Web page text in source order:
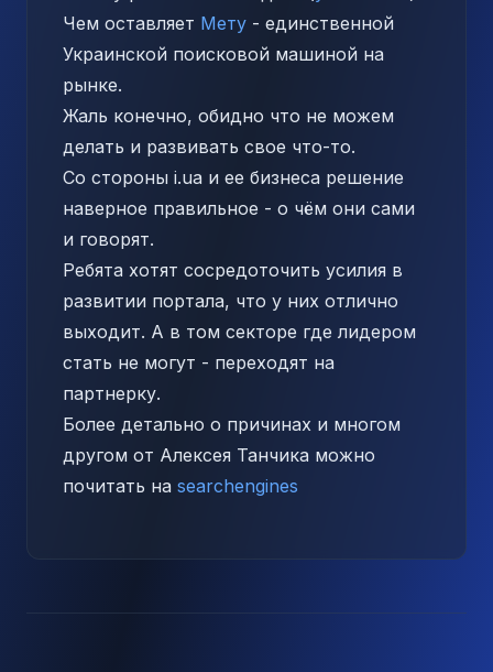
Чем оставляет Mету - единственной
Украинской поисковой машиной на
рынке.
Жаль конечно, обидно что не можем
делать и развивать свое что-то.
Со стороны i.ua и ее бизнеса решение
наверное правильное - о чём они сами
и говорят.
Ребята хотят сосредоточить усилия в
развитии портала, что у них отлично
выходит. А в том секторе где лидером
стать не могут - переходят на
партнерку.
Более детально о причинах и многом
другом от Алексея Танчика можно
почитать на searchengines